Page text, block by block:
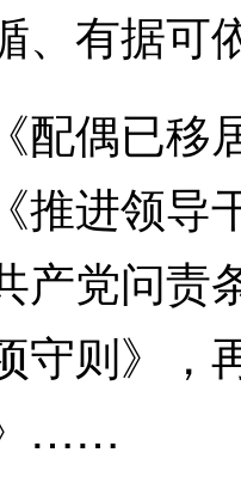
、有据
偶已移
推进领导
产党问责
守则》，
……